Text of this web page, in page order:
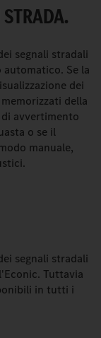
segnali stradali
Se la
dei
della
avvertimento
o se il
manuale,
segnali stradali
Tuttavia
in tutti i